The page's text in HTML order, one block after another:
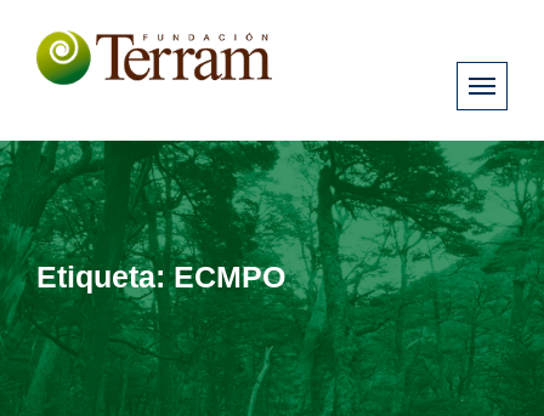
Etiqueta:ECMPO